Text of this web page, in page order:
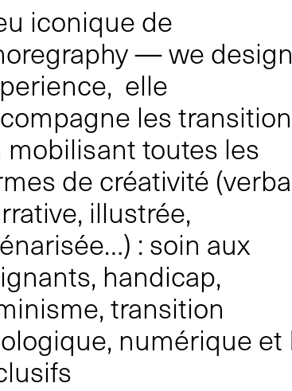
iconique de
— we design
elle
les
mobilisant toutes les
de créativité
illustrée,
: soin aux
handicap,
transition
numérique et